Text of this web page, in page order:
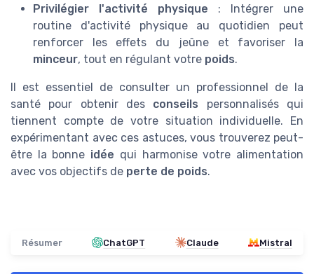
Privilégier l'activité physique : Intégrer une
routine d'activité physique au quotidien peut
renforcer les effets du jeûne et favoriser la
minceur, tout en régulant votre poids.
Il est essentiel de consulter un professionnel de la
santé pour obtenir des conseils personnalisés qui
tiennent compte de votre situation individuelle. En
expérimentant avec ces astuces, vous trouverez peut-
être la bonne idée qui harmonise votre alimentation
avec vos objectifs de perte de poids.
Résumer ChatGPT Claude Mistral